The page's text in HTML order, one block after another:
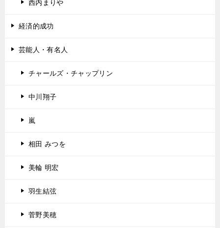
西内まりや
経済的成功
芸能人・有名人
チャールズ・チャップリン
中川翔子
嵐
相田 みつを
美輪 明宏
羽生結弦
菅野美穂